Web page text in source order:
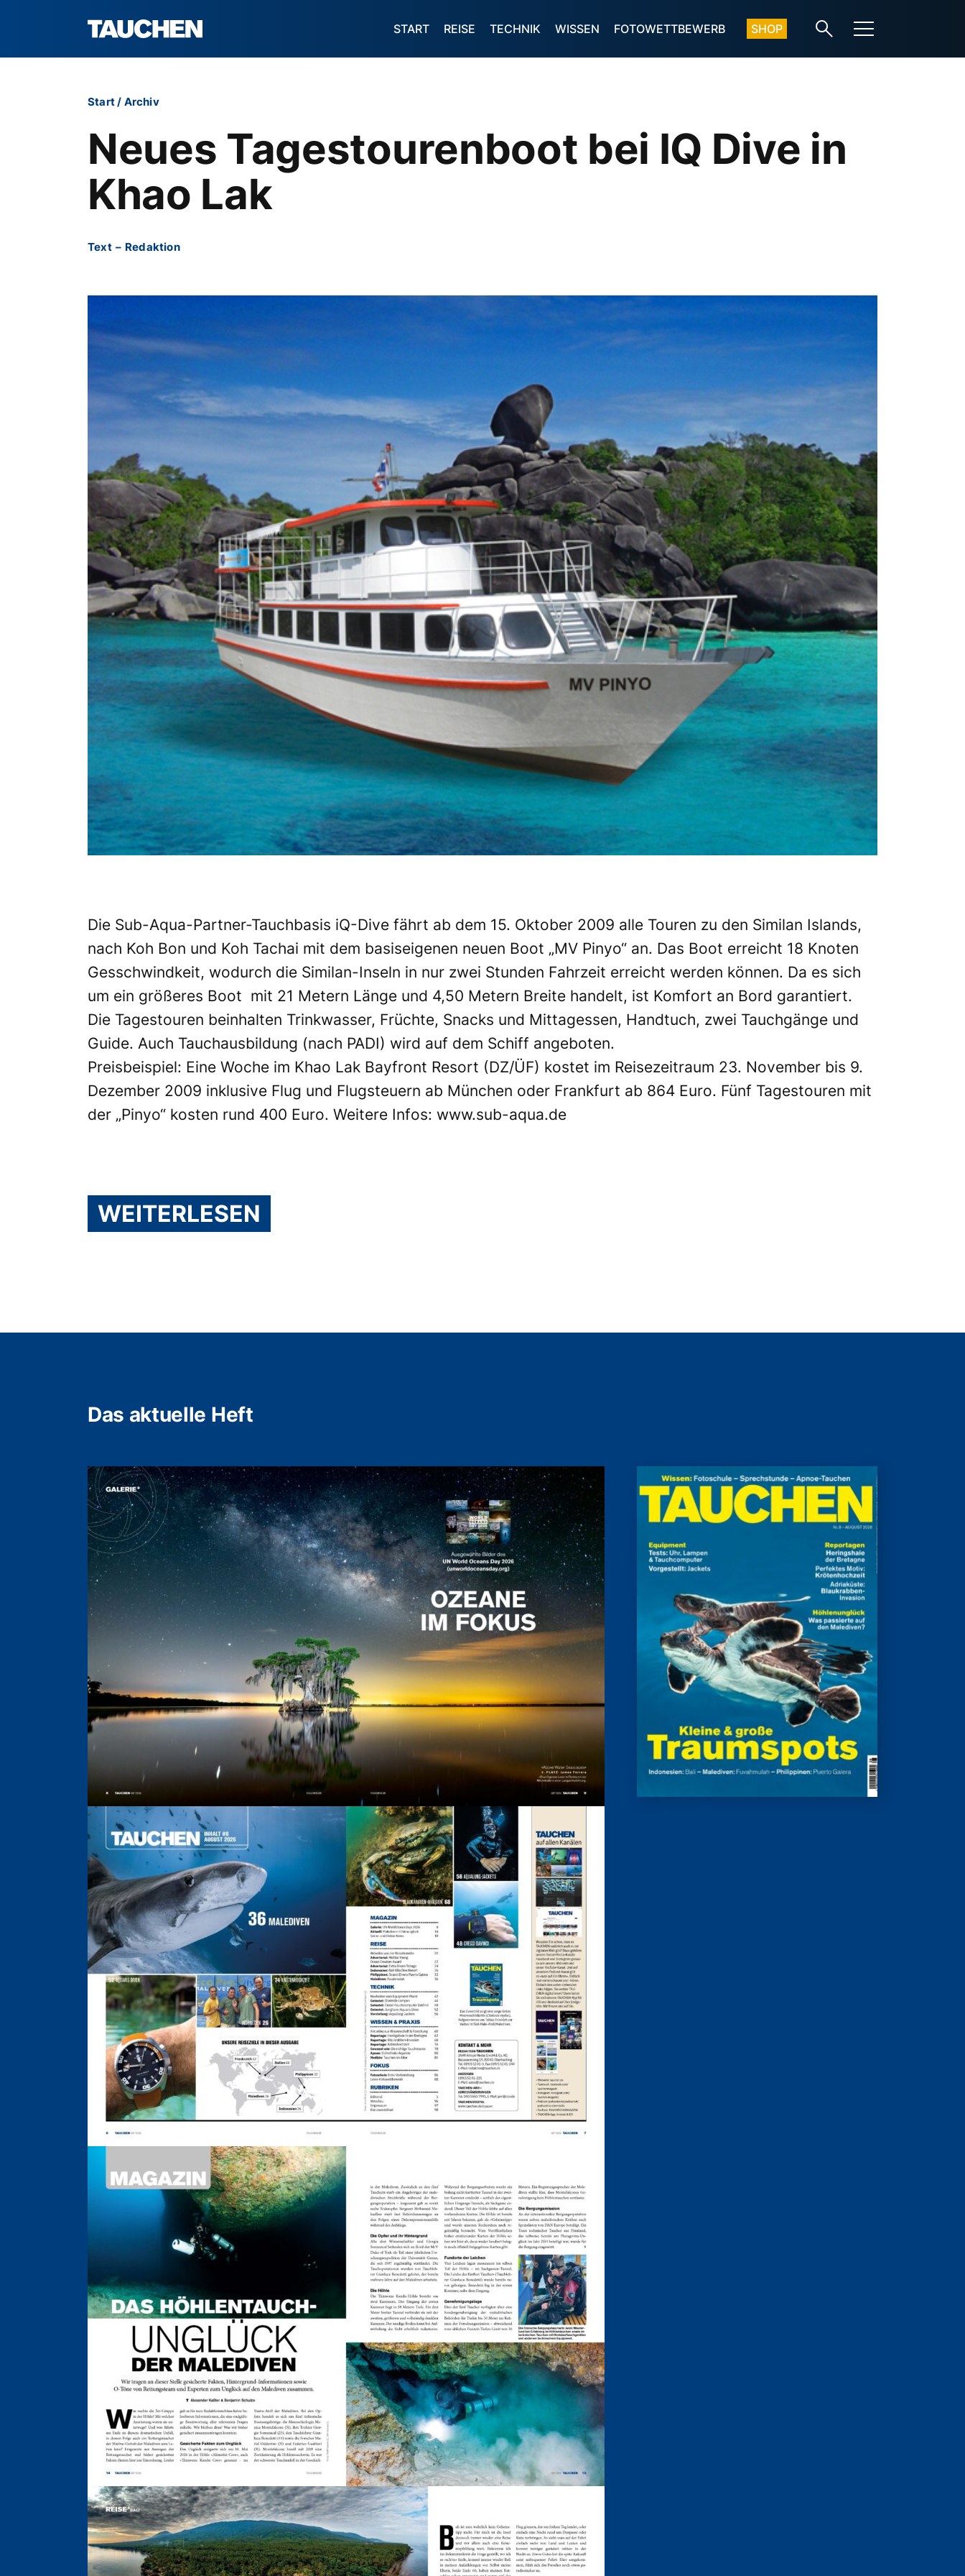
START REISE TECHNIK WISSEN FOTOWETTBEWERB SHOP
Start/ Archiv
Neues Tagestourenboot bei IQ Dive in
Khao Lak
Text – Redaktion
Die Sub-Aqua-Partner-Tauchbasis iQ-Dive fährt ab dem 15. Oktober 2009 alle Touren zu den Similan Islands,
nach Koh Bon und Koh Tachai mit dem basiseigenen neuen Boot „MV Pinyo“ an. Das Boot erreicht 18 Knoten
Gesschwindkeit, wodurch die Similan-Inseln in nur zwei Stunden Fahrzeit erreicht werden können. Da es sich
um ein größeres Boot mit 21 Metern Länge und 4,50 Metern Breite handelt, ist Komfort an Bord garantiert.
Die Tagestouren beinhalten Trinkwasser, Früchte, Snacks und Mittagessen, Handtuch, zwei Tauchgänge und
Guide. Auch Tauchausbildung (nach PADI) wird auf dem Schiff angeboten.
Preisbeispiel: Eine Woche im Khao Lak Bayfront Resort (DZ/ÜF) kostet im Reisezeitraum 23. November bis 9.
Dezember 2009 inklusive Flug und Flugsteuern ab München oder Frankfurt ab 864 Euro. Fünf Tagestouren mit
der „Pinyo“ kosten rund 400 Euro. Weitere Infos: www.sub-aqua.de
WEITERLESEN
Das aktuelle Heft